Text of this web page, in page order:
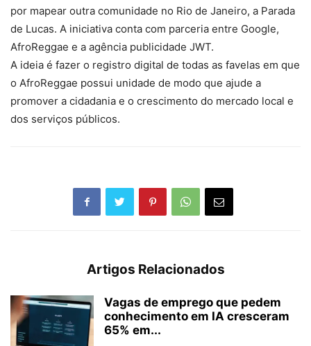
por mapear outra comunidade no Rio de Janeiro, a Parada
de Lucas. A iniciativa conta com parceria entre Google,
AfroReggae e a agência publicidade JWT.
A ideia é fazer o registro digital de todas as favelas em que
o AfroReggae possui unidade de modo que ajude a
promover a cidadania e o crescimento do mercado local e
dos serviços públicos.
Artigos Relacionados
Vagas de emprego que pedem
conhecimento em IA cresceram
65% em...